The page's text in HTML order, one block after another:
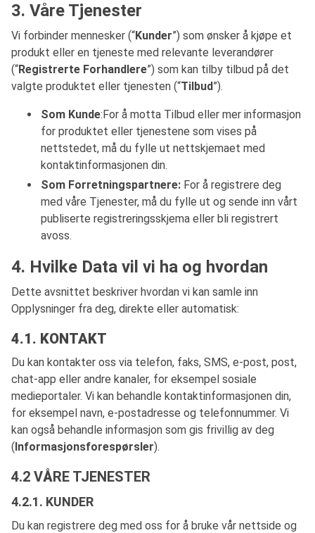
3. Våre Tjenester
Vi forbinder mennesker (“Kunder”) som ønsker å kjøpe et
produkt eller en tjeneste med relevante leverandører
(“Registrerte Forhandlere”) som kan tilby tilbud på det
valgte produktet eller tjenesten (“Tilbud”).
Som Kunde:For å motta Tilbud eller mer informasjon
for produktet eller tjenestene som vises på
nettstedet, må du fylle ut nettskjemaet med
kontaktinformasjonen din.
Som Forretningspartnere: For å registrere deg
med våre Tjenester, må du fylle ut og sende inn vårt
publiserte registreringsskjema eller bli registrert
avoss.
4. Hvilke Data vil vi ha og hvordan
Dette avsnittet beskriver hvordan vi kan samle inn
Opplysninger fra deg, direkte eller automatisk:
4.1. KONTAKT
Du kan kontakter oss via telefon, faks, SMS, e-post, post,
chat-app eller andre kanaler, for eksempel sosiale
medieportaler. Vi kan behandle kontaktinformasjonen din,
for eksempel navn, e-postadresse og telefonnummer. Vi
kan også behandle informasjon som gis frivillig av deg
(Informasjonsforespørsler).
4.2 VÅRE TJENESTER
4.2.1. KUNDER
Du kan registrere deg med oss for å bruke vår nettside og